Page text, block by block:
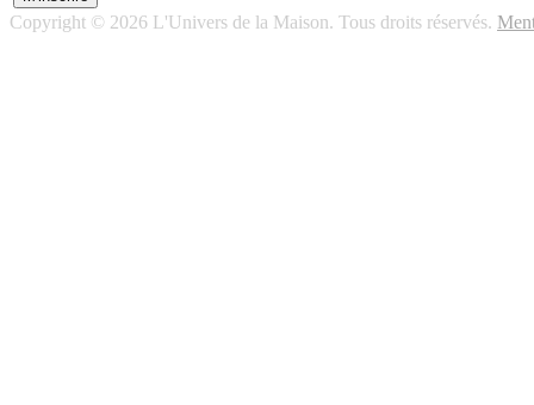
Copyright © 2026 L'Univers de la Maison. Tous droits réservés.